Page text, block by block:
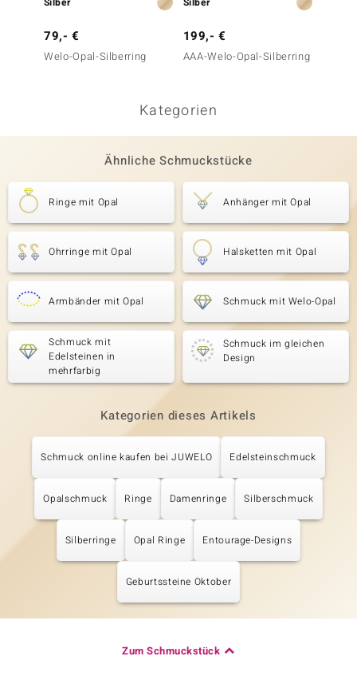
79,- €
Welo-Opal-Silberring
199,- €
AAA-Welo-Opal-Silberring
Kategorien
Ähnliche Schmuckstücke
Ringe mit Opal Anhänger mit Opal
Ohrringe mit Opal Halsketten mit Opal
Armbänder mit Opal Schmuck mit Welo-Opal
Schmuck mit
Edelsteinen in
mehrfarbig
Schmuck im gleichen
Design
Kategorien dieses Artikels
Schmuck online kaufen bei JUWELO Edelsteinschmuck
Opalschmuck Ringe Damenringe Silberschmuck
Silberringe Opal Ringe Entourage-Designs
Geburtssteine Oktober
Zum Schmuckstück